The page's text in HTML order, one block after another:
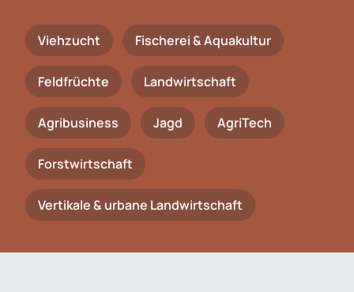
Viehzucht Fischerei & Aquakultur
Feldfrüchte Landwirtschaft
Agribusiness Jagd AgriTech
Forstwirtschaft
Vertikale & urbane Landwirtschaft